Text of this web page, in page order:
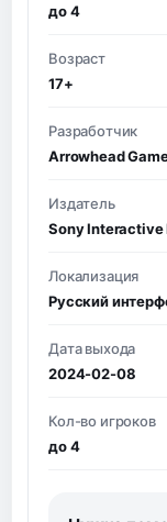
до 4
Возраст
17+
Разработчик
Arrowhead
Издатель
Sony Interactive
Локализация
Русский
Дата выхода
2024-02-08
Кол-во игроков
до 4